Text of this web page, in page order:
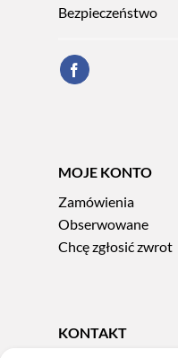
Bezpieczeństwo
MOJE KONTO
Zamówienia
Obserwowane
Chcę zgłosić zwrot
KONTAKT